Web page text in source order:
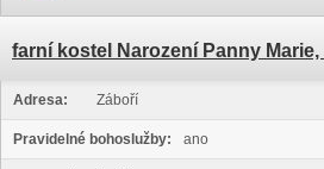
farní kostel Narození Panny
Adresa: Záboří
Pravidelné bohoslužby: ano